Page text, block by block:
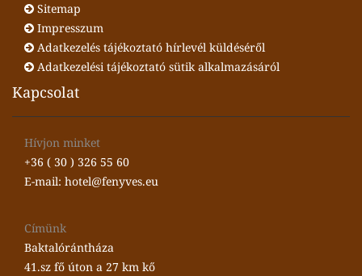
Sitemap
Impresszum
Adatkezelés tájékoztató hírlevél küldéséről
Adatkezelési tájékoztató sütik alkalmazásáról
Kapcsolat
Hívjon minket
+36 ( 30 ) 326 55 60
E-mail: hotel@fenyves.eu
Címünk
Baktalórántháza
41.sz fő úton a 27 km kő